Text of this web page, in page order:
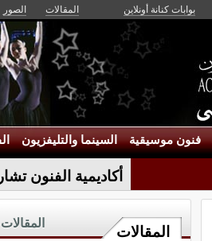
بوابات كنانة أونلاين المقالات الصور
فنون موسيقية السينما والتليفزيون
أكاديمية الفنون
المقالات
المقالات